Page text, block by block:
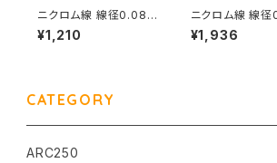
ニクロム線 線径0.08m
m 長さ20ｍ
¥1,210
ニクロム線 線
m 長さ40ｍ
¥1,936
CATEGORY
ARC250